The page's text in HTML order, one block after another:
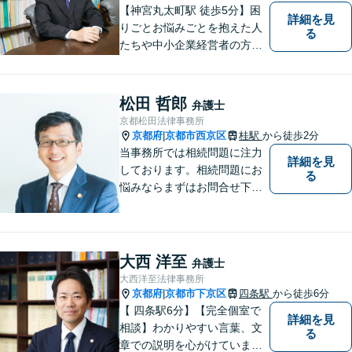
【神宮丸太町駅 徒歩5分】困
りごとお悩みごとを抱えた人
たちや中小企業経営者の方々
寧をモットーとして全力でそ
の解決にあたります。どんな
に困難でも、常に明るく、前
向きな気持ちをもって、ご依
頼者様とともにより良い解決
を目指します。
詳細を見
る
松田 哲郎 弁護士
京都松田法律事務所
京都府 京都市西京区 桂駅 から徒歩2分
当事務所では相続問題に注力
しております。相続問題にお
悩みならまずはお問合せ下さ
詳細を見
る
大西 洋至 弁護士
大西洋至法律事務所
京都府 京都市下京区 四条駅 から徒歩6分
【 四条駅6分】【完全個室で
相談】わかりやすい言葉、文
章での説明を心がけていま
詳細を見
る